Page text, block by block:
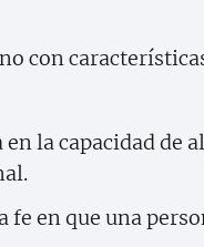
con
en la capacidad de
fe en que una